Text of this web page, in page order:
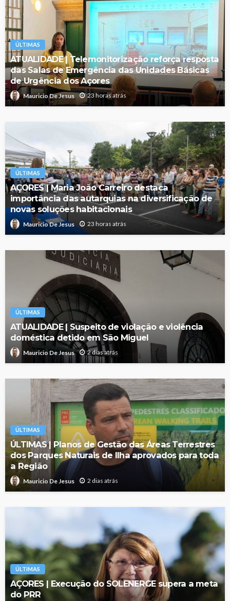
ÚLTIMAS
ATUALIDADE | Telemonitorização reforça resposta
das Salas de Emergência das Unidades Básicas
de Urgência dos Açores
Mauricio De Jesus 23 horas atrás
ÚLTIMAS
AÇORES | Maria João Carreiro destaca
importância das autarquias na diversificação de
novas soluções habitacionais
Mauricio De Jesus 23 horas atrás
ÚLTIMAS
ATUALIDADE | Suspeito de violação e violência
doméstica detido em São Miguel
Mauricio De Jesus 2 dias atrás
ÚLTIMAS
ÚLTIMAS | Planos de Gestão das Áreas Terrestres
dos Parques Naturais de Ilha aprovados para toda
a Região
Mauricio De Jesus 2 dias atrás
ÚLTIMAS
AÇORES | Execução do SOLENERGE supera a meta
do PRR